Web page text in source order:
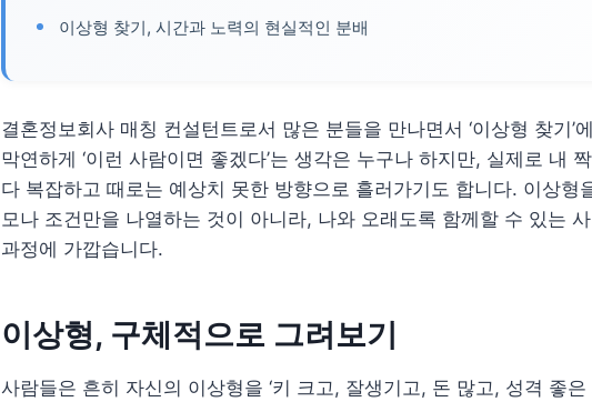
이상형 찾기, 시간과 노력의 현실적인 분배
결혼정보회사 매칭 컨설턴트로서 많은 분들을 만나면서 ‘이상형 찾기’
막연하게 ‘이런 사람이면 좋겠다’는 생각은 누구나 하지만, 실제로 내
다 복잡하고 때로는 예상치 못한 방향으로 흘러가기도 합니다. 이상형
모나 조건만을 나열하는 것이 아니라, 나와 오래도록 함께할 수 있는
과정에 가깝습니다.
이상형, 구체적으로 그려보기
사람들은 흔히 자신의 이상형을 ‘키 크고, 잘생기고, 돈 많고, 성격 좋은